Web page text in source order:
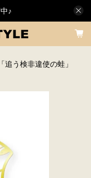
♪
追う検非違使の蛙」